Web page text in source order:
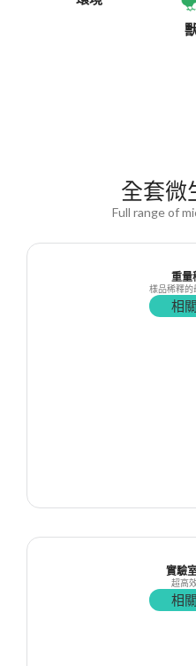
全套微
Full range of
重量
樣品稀釋的
相
實驗
超高
相